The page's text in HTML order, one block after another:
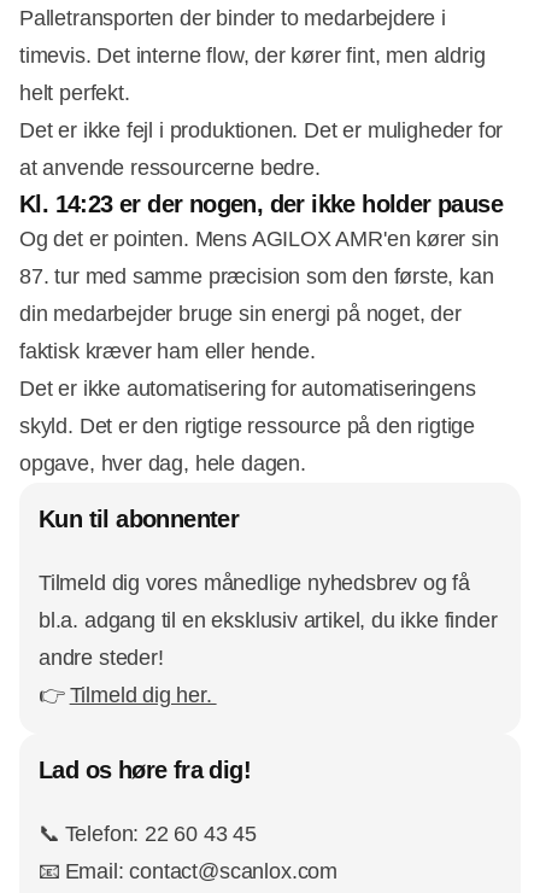
Palletransporten der binder to medarbejdere i
timevis. Det interne flow, der kører fint, men aldrig
helt perfekt.
Det er ikke fejl i produktionen. Det er muligheder for
at anvende ressourcerne bedre.
Kl. 14:23 er der nogen, der ikke holder pause
Og det er pointen. Mens AGILOX AMR'en kører sin
87. tur med samme præcision som den første, kan
din medarbejder bruge sin energi på noget, der
faktisk kræver ham eller hende.
Det er ikke automatisering for automatiseringens
skyld. Det er den rigtige ressource på den rigtige
opgave, hver dag, hele dagen.
Kun til abonnenter
Tilmeld dig vores månedlige nyhedsbrev og få
bl.a. adgang til en eksklusiv artikel, du ikke finder
andre steder!
👉 Tilmeld dig her.
Lad os høre fra dig!
📞 Telefon: 22 60 43 45
📧 Email: contact@scanlox.com